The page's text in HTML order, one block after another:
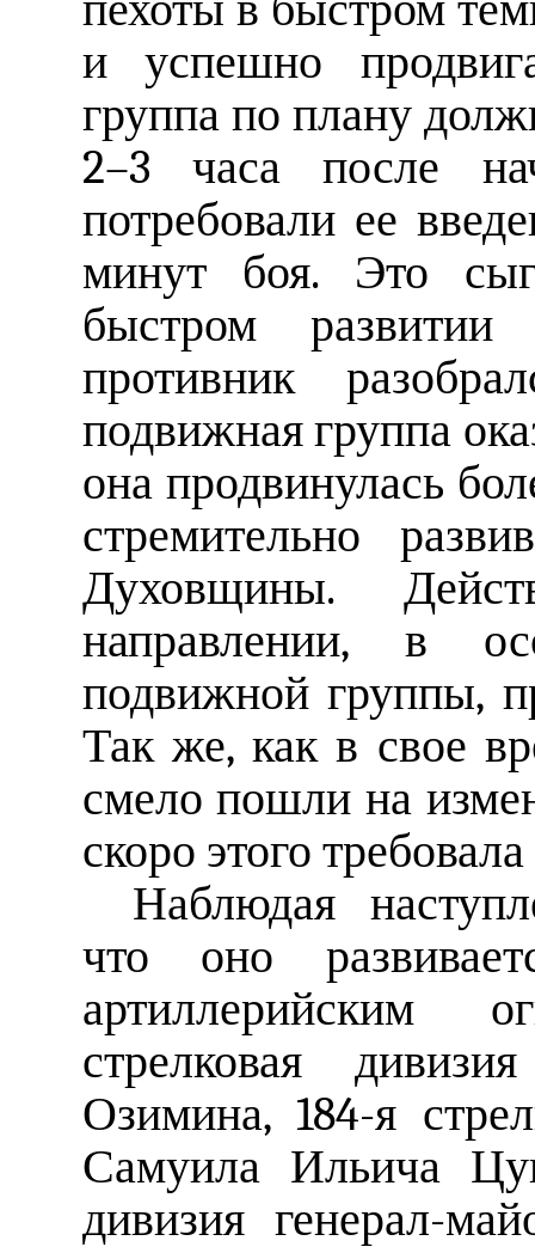
и успешно
группа по плану
2–3 часа после
потребовали ее
минут боя. Это
быстром
противник
подвижная группа
она продвинулась
стремительно
Духовщины.
направлении, в
подвижной группы,
Так же, как в свое
смело пошли на
скоро этого
Наблюдая
что оно
артиллерийским
стрелковая
Озимина, 184-я
Самуила Ильича
дивизия генерал-